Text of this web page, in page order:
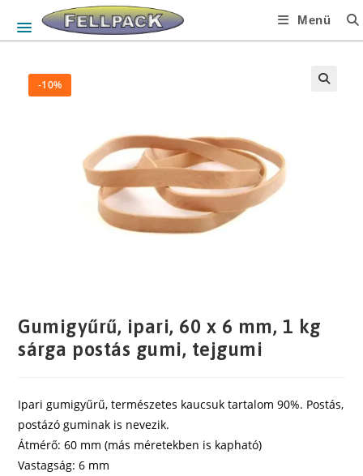
Menü
-10%
Gumigyűrű, ipari, 60 x 6 mm, 1 kg
sárga postás gumi, tejgumi
Ipari gumigyűrű, természetes kaucsuk tartalom 90%. Postás,
postázó guminak is nevezik.
Átmérő: 60 mm (más méretekben is kapható)
Vastagság: 6 mm